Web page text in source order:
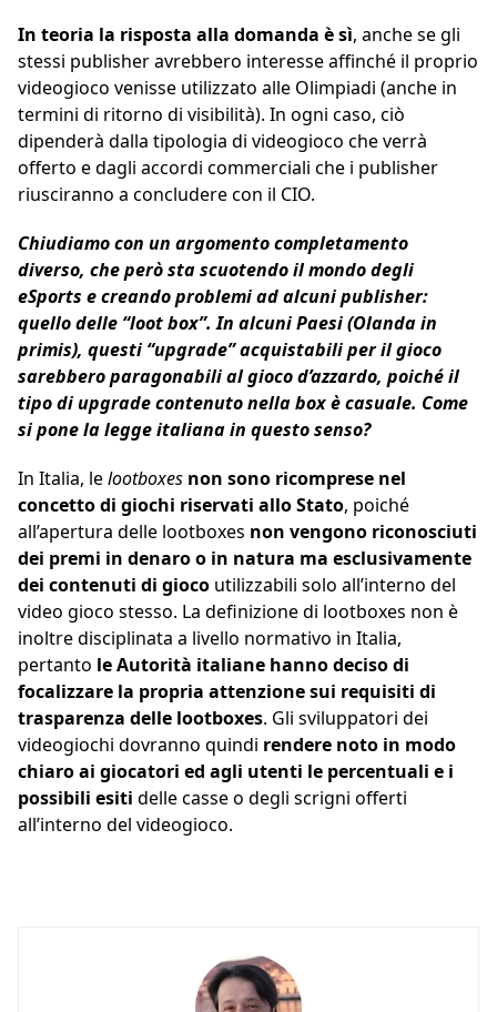
In teoria la risposta alla domanda è sì, anche se gli
stessi publisher avrebbero interesse affinché il proprio
videogioco venisse utilizzato alle Olimpiadi (anche in
termini di ritorno di visibilità). In ogni caso, ciò
dipenderà dalla tipologia di videogioco che verrà
offerto e dagli accordi commerciali che i publisher
riusciranno a concludere con il CIO.
Chiudiamo con un argomento completamento
diverso, che però sta scuotendo il mondo degli
eSports e creando problemi ad alcuni publisher:
quello delle “loot box”. In alcuni Paesi (Olanda in
primis), questi “upgrade” acquistabili per il gioco
sarebbero paragonabili al gioco d’azzardo, poiché il
tipo di upgrade contenuto nella box è casuale. Come
si pone la legge italiana in questo senso?
In Italia, lelootboxes non sono ricomprese nel
concetto di giochi riservati allo Stato, poiché
all’apertura delle lootboxes non vengono riconosciuti
dei premi in denaro o in natura ma esclusivamente
dei contenuti di gioco utilizzabili solo all’interno del
video gioco stesso. La definizione di lootboxes non è
inoltre disciplinata a livello normativo in Italia,
pertanto le Autorità italiane hanno deciso di
focalizzare la propria attenzione sui requisiti di
trasparenza delle lootboxes. Gli sviluppatori dei
videogiochi dovranno quindi rendere noto in modo
chiaro ai giocatori ed agli utenti le percentuali e i
possibili esiti delle casse o degli scrigni offerti
all’interno del videogioco.